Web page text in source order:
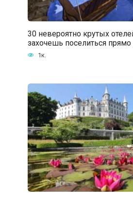
30 невероятно крутых
захочешь поселиться прямо
1к.